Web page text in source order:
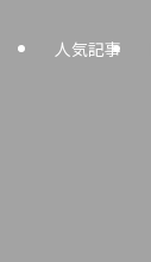
人気記事